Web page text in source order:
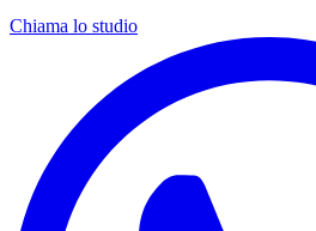
Chiama lo studio